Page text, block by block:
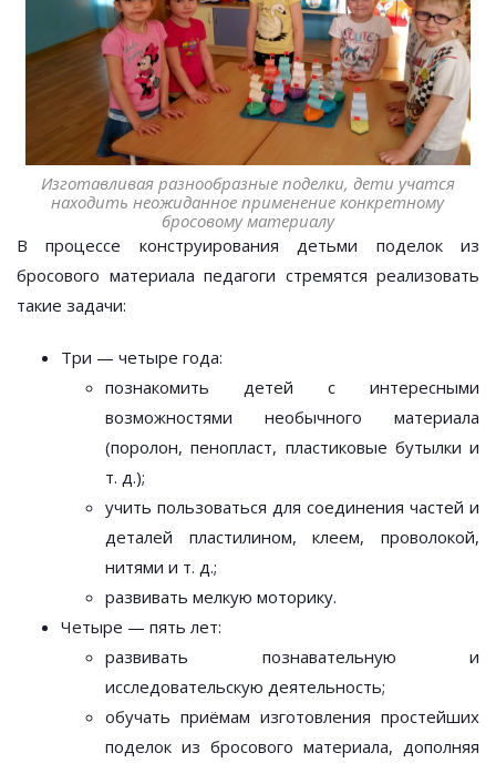
Изготавливая разнообразные поделки, дети учатся
находить неожиданное применение конкретному
бросовому материалу
В процессе конструирования детьми поделок из
бросового материала педагоги стремятся реализовать
такие задачи:
Три — четыре года:
познакомить детей с интересными
возможностями необычного материала
(поролон, пенопласт, пластиковые бутылки и
т. д.);
учить пользоваться для соединения частей и
деталей пластилином, клеем, проволокой,
нитями и т. д.;
развивать мелкую моторику.
Четыре — пять лет:
развивать познавательную и
исследовательскую деятельность;
обучать приёмам изготовления простейших
поделок из бросового материала, дополняя